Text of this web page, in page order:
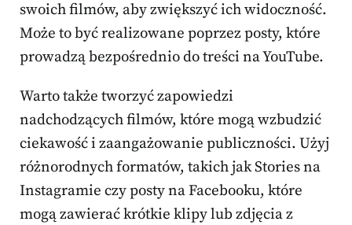
swoich filmów, aby zwiększyć ich widoczność.
Może to być realizowane poprzez posty, które
prowadzą bezpośrednio do treści na YouTube.
Warto także tworzyć zapowiedzi
nadchodzących filmów, które mogą wzbudzić
ciekawość i zaangażowanie publiczności. Użyj
różnorodnych formatów, takich jak Stories na
Instagramie czy posty na Facebooku, które
mogą zawierać krótkie klipy lub zdjęcia z